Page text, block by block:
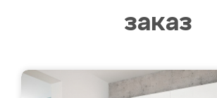
заказ